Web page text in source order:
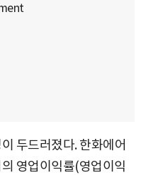
두드러졌다. 한화에어
영업이익률(영업이익